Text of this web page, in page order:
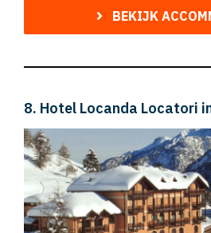
BEKIJK
8. Hotel Locanda Locatori